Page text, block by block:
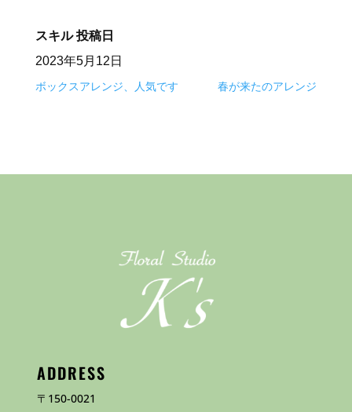
スキル 投稿日
2023年5月12日
ボックスアレンジ、人気です 春が来たのアレンジ
ADDRESS
〒150-0021